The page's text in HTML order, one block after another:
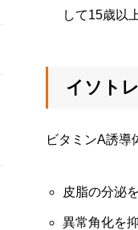
して15歳以
イソト
ビタミンA誘導
皮脂の分泌
異常角化を